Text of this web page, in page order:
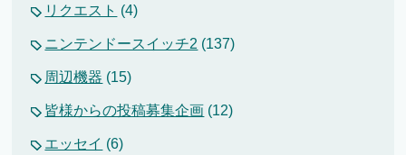
リクエスト (4)
ニンテンドースイッチ2 (137)
周辺機器 (15)
皆様からの投稿募集企画 (12)
エッセイ (6)